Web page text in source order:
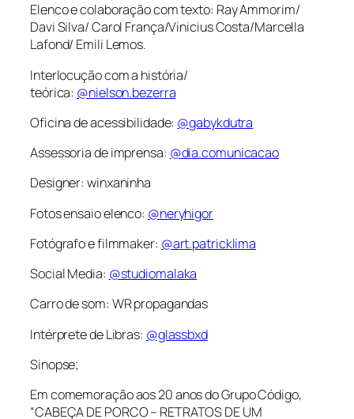
Elenco e colaboração com texto: Ray Ammorim/
Davi Silva/ Carol França/Vinicius Costa/Marcella
Lafond/ Emili Lemos.
Interlocução com a história/
teórica: @nielson.bezerra
Oficina de acessibilidade: @gabykdutra
Assessoria de imprensa: @dia.comunicacao
Designer: winxaninha
Fotos ensaio elenco: @neryhigor
Fotógrafo e filmmaker: @art.patricklima
Social Media: @studiomalaka
Carro de som: WR propagandas
Intérprete de Libras: @glassbxd
Sinopse;
Em comemoração aos 20 anos do Grupo Código,
“CABEÇA DE PORCO – RETRATOS DE UM